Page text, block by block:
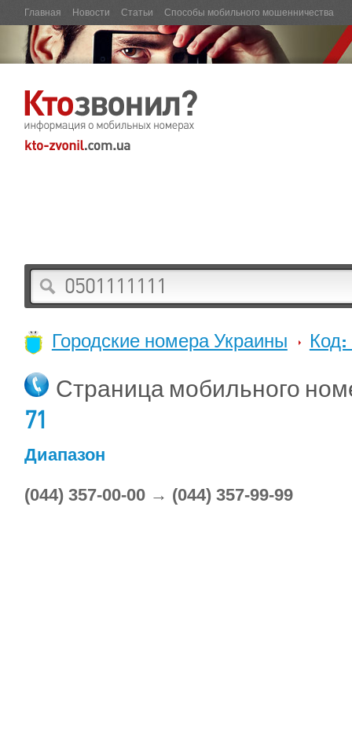
Главная Новости Статьи Способы мобильного мошенничества
Городские номера Украины Код:
Страница мобильного
71
Диапазон
(044) 357-00-00 → (044) 357-99-99